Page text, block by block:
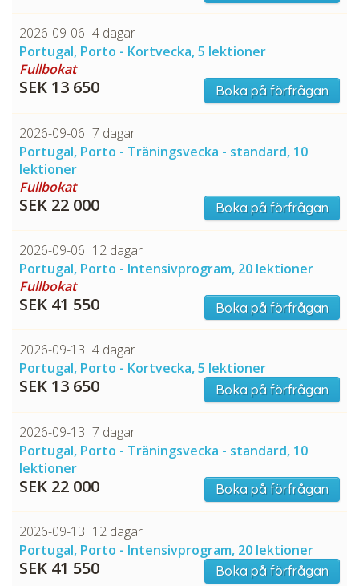
2026-09-06 4 dagar
Portugal, Porto - Kortvecka, 5 lektioner
Fullbokat
SEK 13 650 Boka på förfrågan
2026-09-06 7 dagar
Portugal, Porto - Träningsvecka - standard, 10
lektioner
Fullbokat
SEK 22 000 Boka på förfrågan
2026-09-06 12 dagar
Portugal, Porto - Intensivprogram, 20 lektioner
Fullbokat
SEK 41 550 Boka på förfrågan
2026-09-13 4 dagar
Portugal, Porto - Kortvecka, 5 lektioner
SEK 13 650 Boka på förfrågan
2026-09-13 7 dagar
Portugal, Porto - Träningsvecka - standard, 10
lektioner
SEK 22 000 Boka på förfrågan
2026-09-13 12 dagar
Portugal, Porto - Intensivprogram, 20 lektioner
SEK 41 550 Boka på förfrågan